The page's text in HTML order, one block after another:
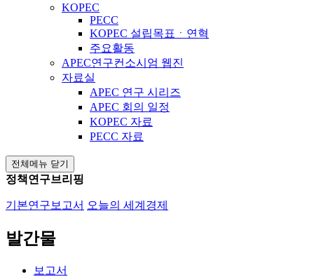
KOPEC
PECC
KOPEC 설립목표ㆍ연혁
주요활동
APEC연구컨소시엄 웹진
자료실
APEC 연구 시리즈
APEC 회의 일정
KOPEC 자료
PECC 자료
전체메뉴 닫기
정책연구브리핑
기본연구보고서 오늘의 세계경제
발간물
보고서